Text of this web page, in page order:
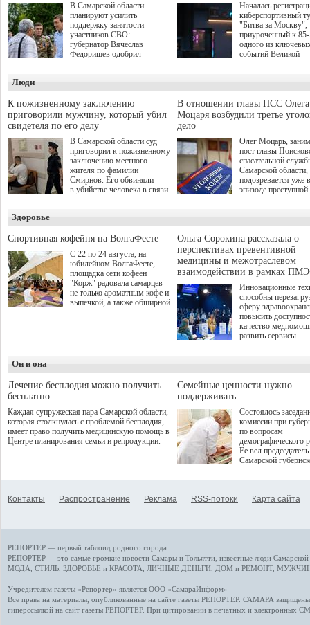
В Самарской области
планируют усилить
поддержку занятости
участников СВО:
губернатор Вячеслав
Федорищев одобрил
Живайкина, направленные
на трудоустройство и более
спокойную адаптацию к
мирной жизни.
Началась
киберспортивный
"Битва за Москву",
приуроченный к
одного из
событий Великой
игре "Мир танков"
выступили
партия "Единая
игровая студия
Люди
К пожизненному заключению
приговорили мужчину, который убил
свидетеля по его делу
В Самарской области суд
приговорил к пожизненному
заключению местного
жителя по фамилии
Смирнов. Его обвиняли
в убийстве человека в связи
В отношении главы ПСС Олега
Моцаря возбудили третье
дело
Олег Моцарь,
пост главы
спасательной
Самарской области,
подозревается уже
эпизоде преступной
а сам он
Здоровье
Спортивная кофейня на ВолгаФесте
С 22 по 24 августа, на
юбилейном ВолгаФесте,
площадка сети кофеен
"Корж" радовала самарцев
не только ароматным кофе и
выпечкой, а также обширной
Ольга Сорокина рассказала о
перспективах превентивной
медицины и межотраслевом
взаимодействии в рамках
Инновационные
способны
сферу
повысить
качество
развить сервисы
определенными
К ним можно
возникающие при
данными
более динамичного
проникновения
сегмент
отраслевое
рассказала Ольга
ходе сессии
качества жизни" в
ПМЭФ 2025. В
РФ Михаил
представители
Государственной
Он и она
Лечение бесплодия можно получить
бесплатно
Каждая супружеская пара Самарской области,
которая столкнулась с проблемой бесплодия,
имеет право получить медицинскую помощь в
Центре планирования семьи и репродукции.
Семейные ценности нужно
поддерживать
Состоялось
комиссии при
по вопросам
демографического
Ее вел председатель
Самарской
Контакты Распространение Реклама RSS-потоки Карта сайта
РЕПОРТЕР — первый таблоид родного города.
РЕПОРТЕР — это самые громкие новости Самары и Тольятти, известные люди
МОДА, СТИЛЬ ЗДОРОВЬЕ и КРАСОТА ЛИЧНЫЕ ДЕНЬГИ ДОМ и РЕМОНТ,
Учредителем газеты «Репортер» является ООО «СамараИнформ»
Все права на материалы, опубликованные на сайте газеты РЕПОРТЕР. САМАРА защищены.
гиперссылкой на сайт газеты РЕПОРТЕР. При цитировании в печатных и электронных